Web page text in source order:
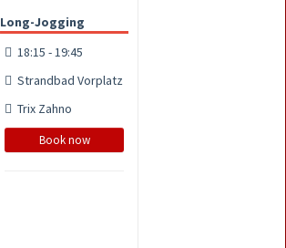
Long-Jogging
18:15 - 19:45
Strandbad Vorplatz
Trix Zahno
Book now